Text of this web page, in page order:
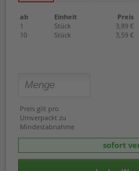
ab Einheit
Preis
1
Stück
3,89 €
10
Stück 3,59 €
Preis gilt pro
Umverpackt zu
Mindestabnahme
sofort